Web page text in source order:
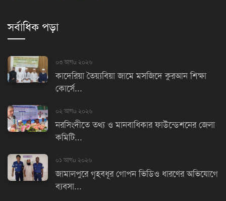
সর্বাধিক পড়া
০৩ আগu ২০২৬
কাদেরিয়া তৈয়্যবিয়া জামে মসজিদে কুরআন শিক্ষা
কোর্সে...
০২ আগu ২০২৬
নরসিংদীতে তথ্য ও মানবাধিকার ফাউন্ডেশনের জেলা
কমিটি...
০১ আগu ২০২৬
জামালপুরে গৃহবধূর গোপন ভিডিও ধারণের অভিযোগে
ব্যবসা...